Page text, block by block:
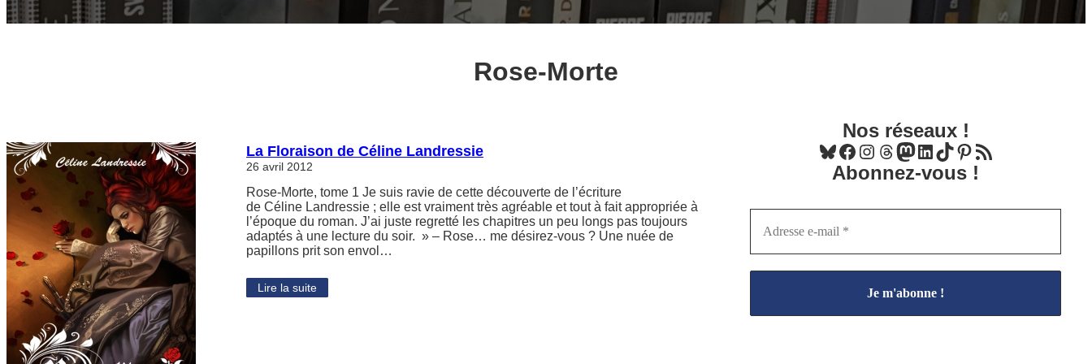
Rose-Morte
La Floraison de Céline Landressie
26 avril 2012
Rose-Morte, tome 1 Je suis ravie de cette découverte de l’écriture
de Céline Landressie ; elle est vraiment très agréable et tout à fait appropriée à
l’époque du roman. J’ai juste regretté les chapitres un peu longs pas toujours
adaptés à une lecture du soir. » – Rose… me désirez-vous ? Une nuée de
papillons prit son envol…
Lire la suite
Nos réseaux !
Bluesky Facebook Instagram Threads Mastodon LinkedIn TikTok Pinterest
Flux RSS
Abonnez-vous !